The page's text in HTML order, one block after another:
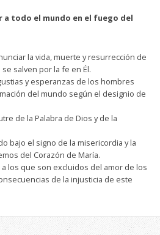
a todo el mundo en el fuego del
la vida, muerte y resurrección de
salven por la fe en Él.
y esperanzas de los hombres
del mundo según el designio de
de la Palabra de Dios y de la
bajo el signo de la misericordia y la
del Corazón de María.
los que son excluidos del amor de los
de la injusticia de este